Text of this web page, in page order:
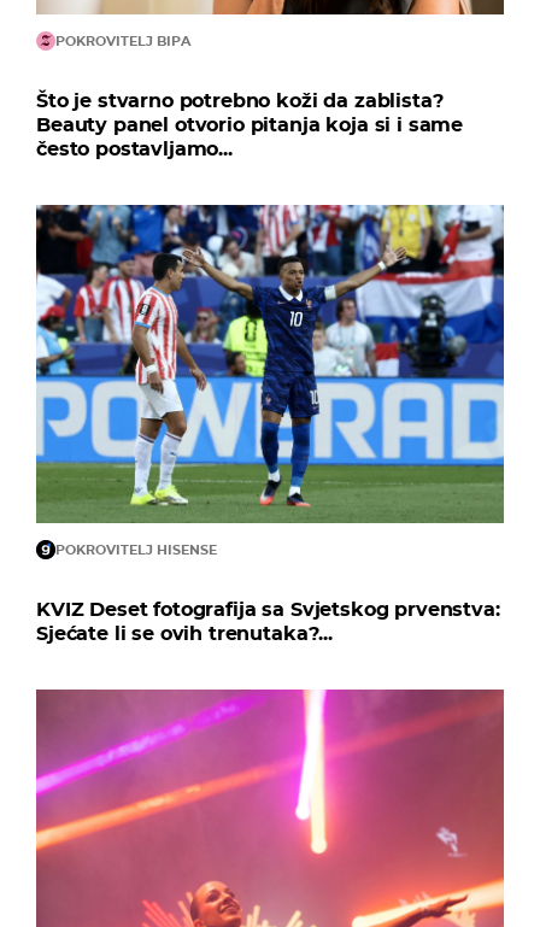
POKROVITELJ BIPA
Što je stvarno potrebno koži da zablista?
Beauty panel otvorio pitanja koja si i same
često postavljamo...
POKROVITELJ HISENSE
KVIZ Deset fotografija sa Svjetskog prvenstva:
Sjećate li se ovih trenutaka?...